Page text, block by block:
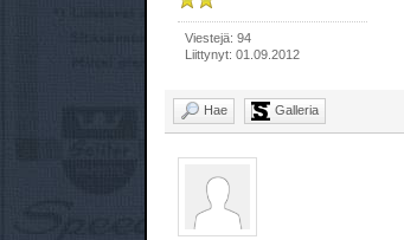
Viestejä: 94
Liittynyt: 01.09.2012
Hae Galleria